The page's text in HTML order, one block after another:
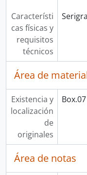
Característi
cas físicas y
requisitos
técnicos
Área de
Existencia y
localización
de
originales
Box.07
Área de notas